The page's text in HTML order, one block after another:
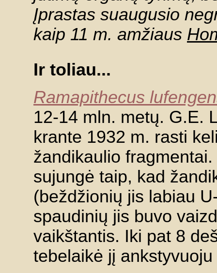
Įprastas suaugusio
kaip 11 m. amžiaus
Ir toliau...
Ramapithecus
12-14 mln. metų. G.E.
krante 1932 m. rasti
žandikaulio
sujungė taip, kad
(beždžionių jis labiau
spaudinių jis buvo
vaikštantis. Iki pat 8
tebelaikė jį